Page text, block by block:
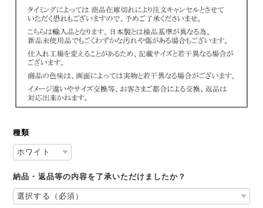
種類
納品・返品等の内容を了承いただけましたか？